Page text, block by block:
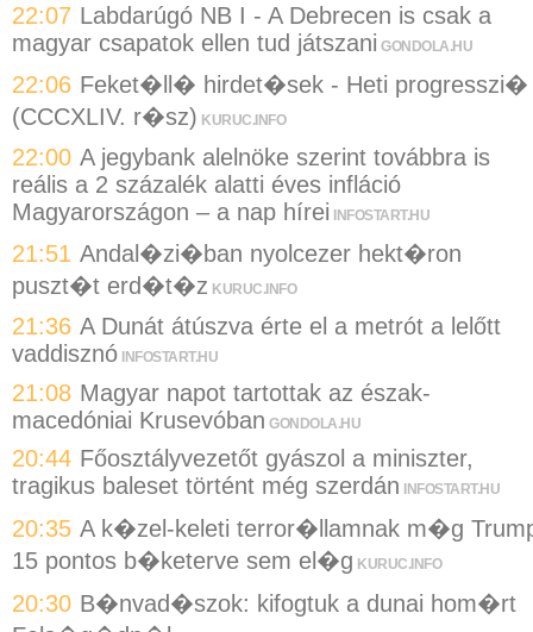
22:07 Labdarúgó NB I - A Debrecen is csak a
magyar csapatok ellen tud játszani GONDOLA.HU
22:06 Feket�ll� hirdet�sek - Heti progresszi�
(CCCXLIV. r�sz) KURUC.INFO
22:00 A jegybank alelnöke szerint továbbra is
reális a 2 százalék alatti éves infláció
Magyarországon – a nap hírei INFOSTART.HU
21:51 Andal�zi�ban nyolcezer hekt�ron
puszt�t erd�t�z KURUC.INFO
21:36 A Dunát átúszva érte el a metrót a lelőtt
vaddisznó INFOSTART.HU
21:08 Magyar napot tartottak az észak-
macedóniai Krusevóban GONDOLA.HU
20:44 Főosztályvezetőt gyászol a miniszter,
tragikus baleset történt még szerdán
INFOSTART.HU
20:35 A k�zel-keleti terror�llamnak m�g
15 pontos b�keterve sem el�g KURUC.INFO
20:30 B�nvad�szok: kifogtuk a dunai hom�rt